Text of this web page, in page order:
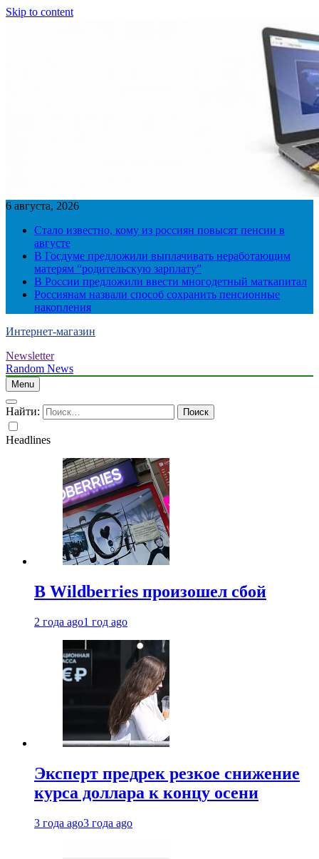
Skip to content
6 августа, 2026
Стало известно, кому из россиян повысят пенсии в
августе
В Госдуме предложили выплачивать неработающим
матерям “родительскую зарплату”
В России предложили ввести многодетный маткапитал
Россиянам назвали способ сохранить пенсионные
накопления
Интернет-магазин
Newsletter
Random News
Menu
Найти:
Headlines
В Wildberries произошел сбой
2 года ago1 год ago
Эксперт предрек резкое снижение
курса доллара к концу осени
3 года ago3 года ago